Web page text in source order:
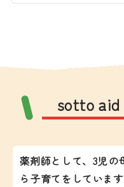
sotto aid
薬剤師として、3児の
ら子育てをしています